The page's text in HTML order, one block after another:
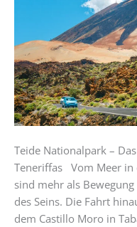
Teide Nationalpark –
Teneriffas Vom Meer in
sind mehr als
des Seins. Die Fahrt
dem Castillo Moro in
unvergleichliche
Teneriffas